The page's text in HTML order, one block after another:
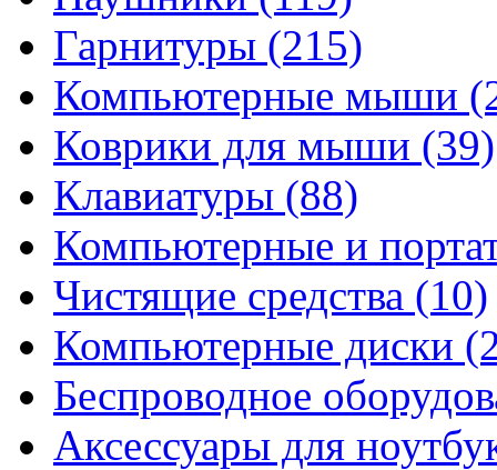
Гарнитуры (215)
Компьютерные мыши
Коврики для мыши (39)
Клавиатуры (88)
Компьютерные и
Чистящие средства (10)
Компьютерные диски
Беспроводное
Аксессуары для